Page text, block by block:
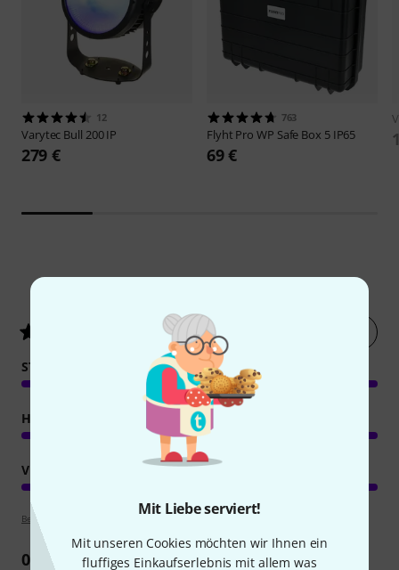
Mit Liebe serviert!
Mit unseren Cookies möchten wir Ihnen ein
fluffiges Einkaufserlebnis mit allem was
12
Varytec Bull 200 IP
279 €
763
Flyht ProWP Safe Box 5 IP65
69 €
/ 5
STABILITÄT
HANDLING
VERARBEITUNG
Bewertungsrichtlinien
0Rezension